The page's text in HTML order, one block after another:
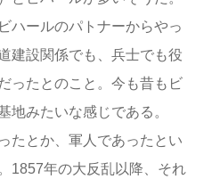
ハールのパトナーからやっ
建設関係でも、兵士でも役
ったとのこと。今も昔もビ
地みたいな感じである。
たとか、軍人であったとい
1857年の大反乱以降、それ